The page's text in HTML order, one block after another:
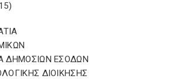
ΔΗΜΟΣΙΩΝ ΕΣΟΔΩΝ
ΔΙΟΙΚΗΣΗΣ